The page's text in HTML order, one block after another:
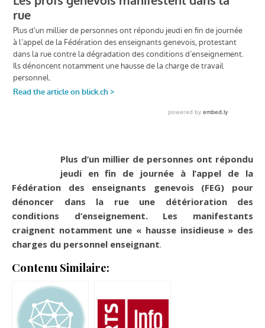
Plus d’un millier de personnes ont répondu
jeudi en fin de journée à l’appel de la
Fédération des enseignants genevois (FEG) pour
dénoncer dans la rue une détérioration des
conditions d’enseignement. Les manifestants
craignent notamment une « hausse insidieuse » des
charges du personnel enseignant.
Contenu Similaire: